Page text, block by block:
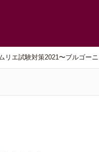
リエ試験対策2021〜ブルゴー